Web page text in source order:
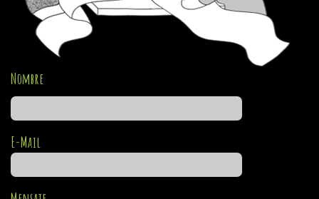
Nombre
E-Mail